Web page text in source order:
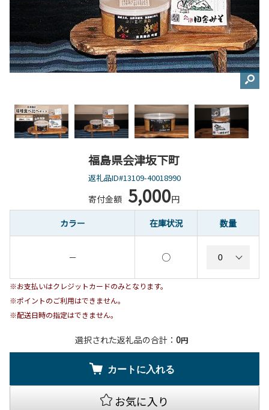
福島県会津坂下町
返礼品ID#13109-40018990
寄付金額 5,000円
カラー
在庫状況 数量
－ ○
※お支払いはクレジットカードのみとなります。
※ポイントのご利用はできません。
※配送日時の指定はできません。
選択された返礼品の合計： 0円
カートに入れる
お気に入り